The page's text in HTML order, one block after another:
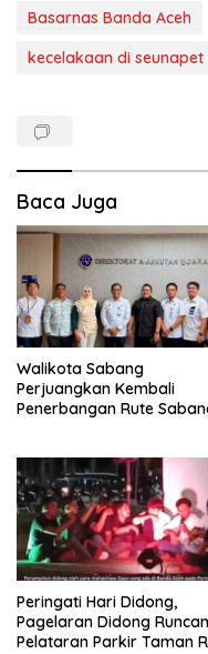
Basarnas Banda Aceh
kecelakaan di seunapet
Baca Juga
Walikota Sabang
Perjuangkan Kembali
Penerbangan Rute
Peringati Hari Didong,
Pagelaran Didong
Pelataran Parkir Taman